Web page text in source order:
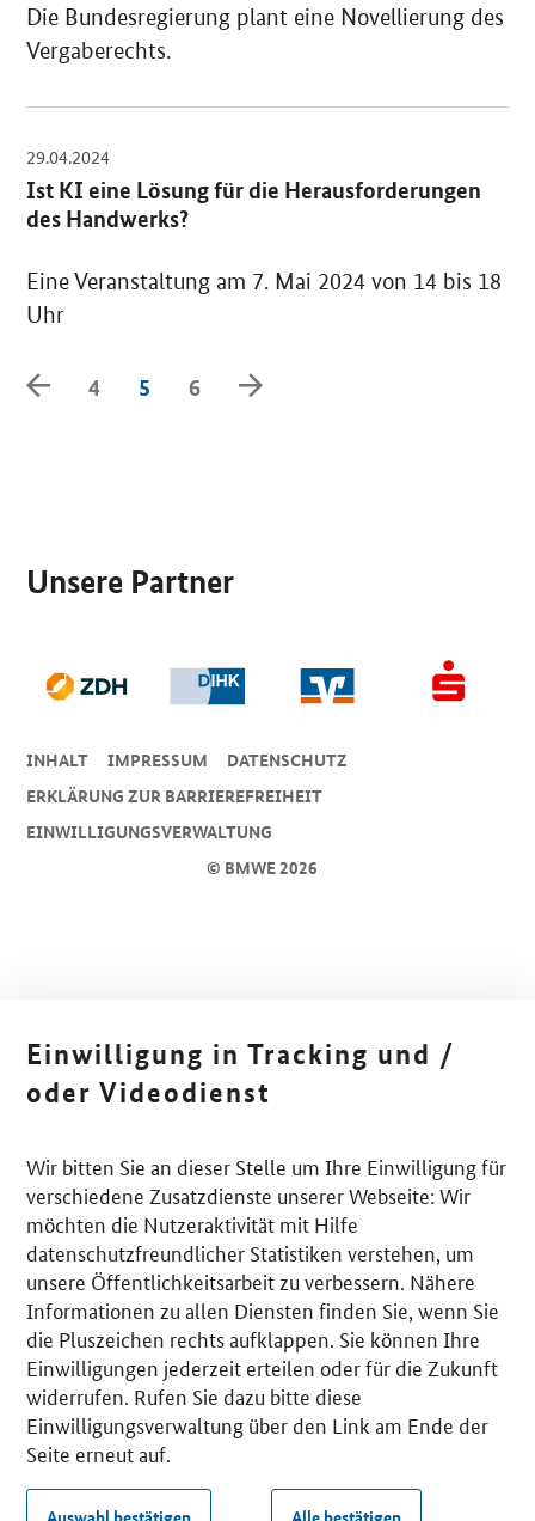
Die Bundesregierung plant eine Novellierung des
Vergaberechts.
29.04.2024
Ist KI eine Lösung für die Herausforderungen
des Handwerks?
Eine Veranstaltung am 7. Mai 2024 von 14 bis 18
Uhr
OeffnetEinzelsicht
ZurueckBlaettern
4 5 6 VorwaertsBlaettern
Unsere Partner
© BMWE 2026
INHALT IMPRESSUM
DA­TEN­SCHUTZ
ERKLÄRUNG ZUR BARRIEREFREIHEIT
EINWILLIGUNGSVERWALTUNG
Einwilligung in Tracking und /
oder Videodienst
Wir bitten Sie an dieser Stelle um Ihre Einwilligung für
verschiedene Zusatzdienste unserer Webseite: Wir
möchten die Nutzeraktivität mit Hilfe
datenschutzfreundlicher Statistiken verstehen, um
unsere Öffentlichkeitsarbeit zu verbessern. Nähere
Informationen zu allen Diensten finden Sie, wenn Sie
die Pluszeichen rechts aufklappen. Sie können Ihre
Einwilligungen jederzeit erteilen oder für die Zukunft
widerrufen. Rufen Sie dazu bitte diese
Einwilligungsverwaltung über den Link am Ende der
Seite erneut auf.
Auswahl bestätigen Alle bestätigen